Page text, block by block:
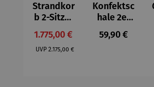
Strandkor
b 2-Sitzer
Kompletts
et |
Mahagoni
Verkaufspreis:
1.775,00 €
UVP Regulärer Preis:
2.175,00 €
Konfektsc
hale 2er
Set |
Edelstahl
Regulärer
59,90 €